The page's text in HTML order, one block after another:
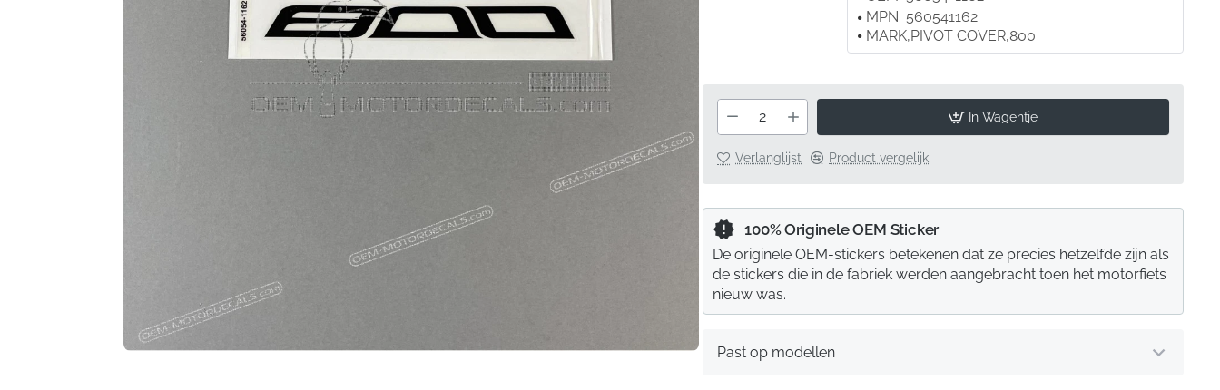
MPN: 560541162
MARK,PIVOT COVER,800
In Wagentje
Verlanglijst Product vergelijk
Past op modellen
100% Originele OEM Sticker
De originele OEM-stickers betekenen dat ze precies hetzelfde zijn als
de stickers die in de fabriek werden aangebracht toen het motorfiets
nieuw was.